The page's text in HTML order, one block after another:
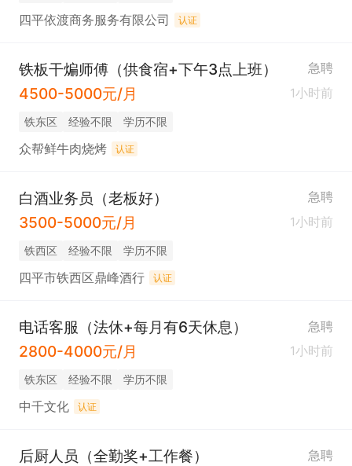
四平依渡商务服务有限公司 认证
铁板干煸师傅（供食宿+下午3点上班） 急聘
4500-5000元/月 1小时前
铁东区 经验不限 学历不限
众帮鲜牛肉烧烤 认证
白酒业务员（老板好） 急聘
3500-5000元/月 1小时前
铁西区 经验不限 学历不限
四平市铁西区鼎峰酒行 认证
电话客服（法休+每月有6天休息） 急聘
2800-4000元/月 1小时前
铁东区 经验不限 学历不限
中千文化 认证
后厨人员（全勤奖+工作餐） 急聘